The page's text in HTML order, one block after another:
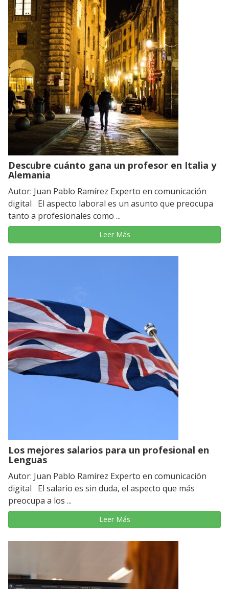
Descubre cuánto gana un profesor en Italia y
Alemania
Autor: Juan Pablo Ramírez Experto en comunicación
digital El aspecto laboral es un asunto que preocupa
tanto a profesionales como ...
Leer Más
Los mejores salarios para un profesional en
Lenguas
Autor: Juan Pablo Ramírez Experto en comunicación
digital El salario es sin duda, el aspecto que más
preocupa a los ...
Leer Más